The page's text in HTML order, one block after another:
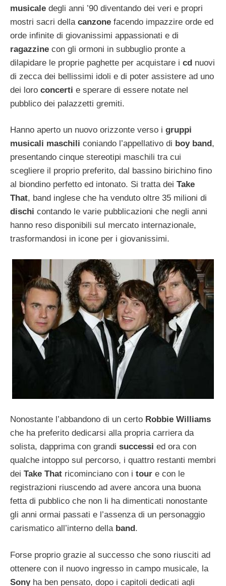
musicale degli anni ’90 diventando dei veri e propri
mostri sacri della canzone facendo impazzire orde ed
orde infinite di giovanissimi appassionati e di
ragazzine con gli ormoni in subbuglio pronte a
dilapidare le proprie paghette per acquistare i cd nuovi
di zecca dei bellissimi idoli e di poter assistere ad uno
dei loro concerti e sperare di essere notate nel
pubblico dei palazzetti gremiti.
Hanno aperto un nuovo orizzonte verso i gruppi
musicali maschili coniando l’appellativo di boy band,
presentando cinque stereotipi maschili tra cui
scegliere il proprio preferito, dal bassino birichino fino
al biondino perfetto ed intonato. Si tratta dei Take
That, band inglese che ha venduto oltre 35 milioni di
dischi contando le varie pubblicazioni che negli anni
hanno reso disponibili sul mercato internazionale,
trasformandosi in icone per i giovanissimi.
Nonostante l’abbandono di un certo Robbie Williams
che ha preferito dedicarsi alla propria carriera da
solista, dapprima con grandi successi ed ora con
qualche intoppo sul percorso, i quattro restanti membri
dei Take That ricominciano con i tour e con le
registrazioni riuscendo ad avere ancora una buona
fetta di pubblico che non li ha dimenticati nonostante
gli anni ormai passati e l’assenza di un personaggio
carismatico all’interno della band.
Forse proprio grazie al successo che sono riusciti ad
ottenere con il nuovo ingresso in campo musicale, la
Sonyha ben pensato, dopo i capitoli dedicati agli